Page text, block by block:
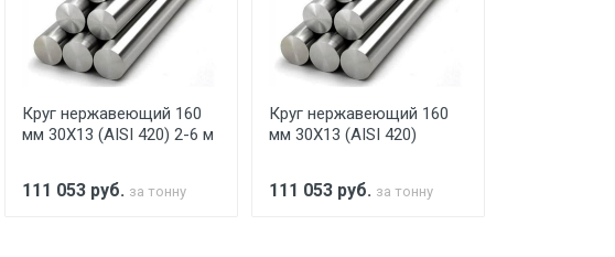
разгружаемого а/м. На разгрузку автомобиля
Круг нержавеющий 160
мм 30Х13 (AISI 420) 2-6 м
111 053 руб. за тонну
Круг нержавеющий 160
мм 30Х13 (AISI 420)
111 053 руб. за тонну